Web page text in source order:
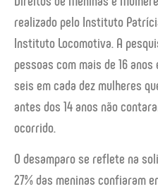
realizado pelo Instituto
Instituto Locomotiva. A
pessoas com mais de 16
seis em cada dez mulheres
antes dos 14 anos não
ocorrido.
O desamparo se reflete na
27% das meninas confiaram